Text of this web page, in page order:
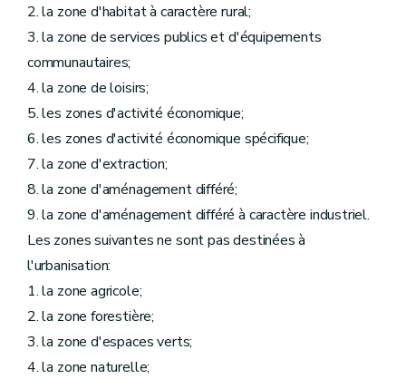
2. la zone d'habitat à caractère rural;
3. la zone de services publics et d'équipements
communautaires;
4. la zone de loisirs;
5. les zones d'activité économique;
6. les zones d'activité économique spécifique;
7. la zone d'extraction;
8. la zone d'aménagement différé;
9. la zone d'aménagement différé à caractère industriel.
Les zones suivantes ne sont pas destinées à
l'urbanisation:
1. la zone agricole;
2. la zone forestière;
3. la zone d'espaces verts;
4. la zone naturelle;